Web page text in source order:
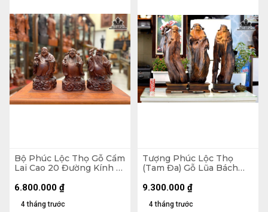
Bộ Phúc Lộc Thọ Gỗ Cẩm
Lai Cao 20 Đường Kính 12
4 tháng trước
6.800.000 ₫
Tượng Phúc Lộc Thọ
(Tam Đa) Gỗ Lũa Bách
Sâu 15 (cm) - Kỷ Cao 10
4 tháng trước
9.300.000 ₫